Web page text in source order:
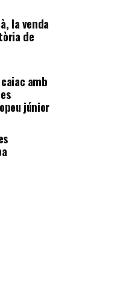
la venda
de
amb
júnior